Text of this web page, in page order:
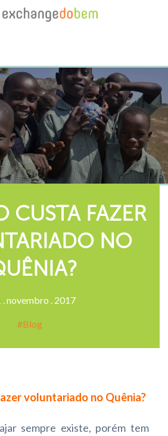
CUSTA FAZER
NO
.novembro . 2017
Blog
voluntariado no Quênia?
sempre existe, porém tem
Exchange do Bem